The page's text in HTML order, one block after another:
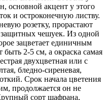
основной акцент у этого
и остроконечную листву.
розетку, прорастают
чешуек. Из одной
зацветает единичным
2-5 см, а окраска самая
двухцветная или с
бледно-сиреневая,
Срок начала цветения
продолжается он не
сорт шафрана,